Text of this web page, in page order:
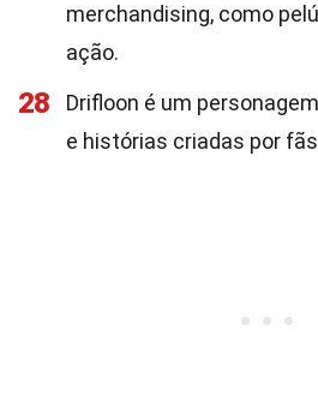
merchandising, como
ação.
28
Drifloon é um
e histórias criadas por